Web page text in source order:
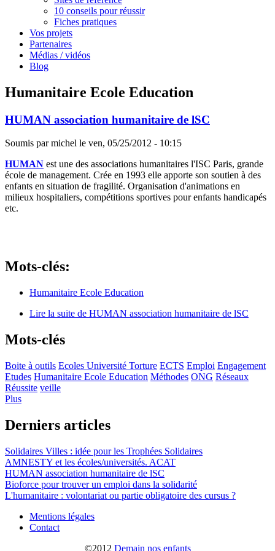
10 conseils pour réussir
Fiches pratiques
Vos projets
Partenaires
Médias / vidéos
Blog
Humanitaire Ecole Education
HUMAN association humanitaire de lSC
Soumis parmichel le ven, 05/25/2012 - 10:15
HUMAN est une des associations humanitaires l'ISC Paris, grande
école de management. Crée en 1993 elle apporte son soutien à des
enfants en situation de fragilité. Organisation d'animations en
milieux hospitaliers, compétitions sportives pour enfants handicapés
etc.
Mots-clés:
Humanitaire Ecole Education
Lire la suite de HUMAN association humanitaire de lSC
Mots-clés
Boite à outils Ecoles Université Torture ECTS Emploi Engagement
Etudes Humanitaire Ecole Education Méthodes ONG Réseaux
Réussite veille
Plus
Derniers articles
Solidaires Villes : idée pour les Trophées Solidaires
AMNESTY et les écoles/universités. ACAT
HUMAN association humanitaire de lSC
Bioforce pour trouver un emploi dans la solidarité
L'humanitaire : volontariat ou partie obligatoire des cursus ?
Mentions légales
Contact
©2012 Demain nos enfants